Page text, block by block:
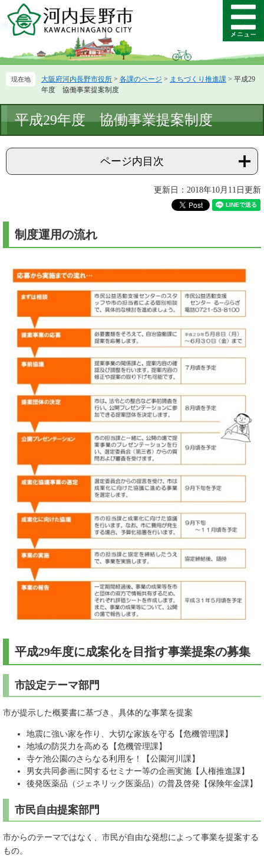
ー
先
ニ
を
て
メ
ニ
ー
大阪府河内長野市役所 > 各課のページ > まちづくり推進課 > 平成29
年度 協働事業提案制度
文
平成29年度 協働事業提案制度
ページ内目次
更新日：2018年10月11日更新
制度運用の流れ
平成29年度に成案化を目指す事業提案の募集
市設定テーマ部門
市が提示した概要書に基づき、具体的な事業を提案
地震に強い家を作り、大切な家族を守る【危機管理課】
地域の防災力を高める【危機管理課】
寺ケ池公園のさらなる利用を！【公園河川課】
男女共同参画に関するセミナー等の企画実施【人権推進課】
後発医薬品（ジェネリック医薬品）の普及啓発【保険年金課】
市民自由提案部門
市からのテーマではなく、市民が自由な発想によって事業を提案する
もの。